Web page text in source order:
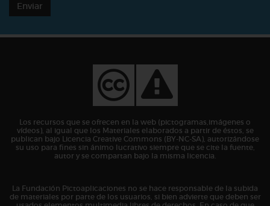
Enviar
Los recursos que se ofrecen en la web (pictogramas,imágenes o
vídeos), al igual que los Materiales elaborados a partir de éstos, se
publican bajo Licencia Creative Commons (BY-NC-SA), autorizándose
su uso para fines sin ánimo lucrativo siempre que se cite la fuente,
autor y se compartan bajo la misma licencia.
La Fundación Pictoaplicaciones no se hace responsable de la subida
de materiales por parte de los usuarios, si bien advierte que deben ser